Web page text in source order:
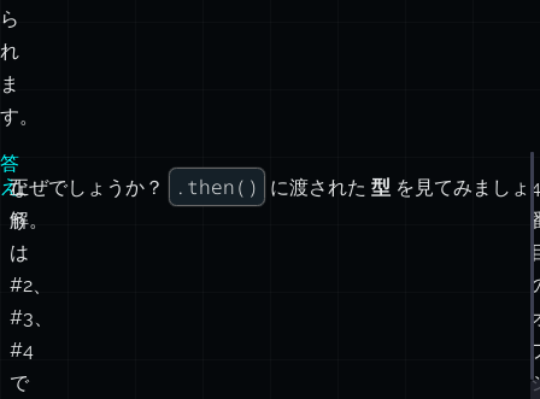
ら
れ
ま
す。
答
え正
解
は
#2、
#3、
#4
で
なぜでしょうか？ .then() に渡された 型 を見てみましょ
う。
4